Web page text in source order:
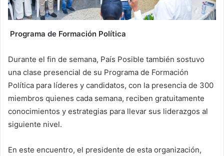
Programa de Formación Política
Durante el fin de semana, País Posible también sostuvo
una clase presencial de su Programa de Formación
Política para líderes y candidatos, con la presencia de 300
miembros quienes cada semana, reciben gratuitamente
conocimientos y estrategias para llevar sus liderazgos al
siguiente nivel.
En este encuentro, el presidente de esta organización,